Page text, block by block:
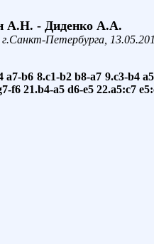
А.Н. - Диденко А.А.
Петербурга,
a7-b6 8.c1-b2 b8-a7 9.c3-b4
f6 21.b4-a5 d6-e5 22.a5:c7